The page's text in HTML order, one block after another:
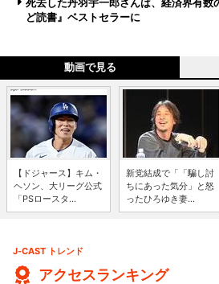
ど読書』ベストセラーに
動画で見る
【ドジャース】キム・
ヘソン、大リーグ公式
「PSロースタ...
新党結成で「「騙し討
ちにあった気分」と怒
ったひろゆき妻...
J-CAST トレンド
アクセスランキング